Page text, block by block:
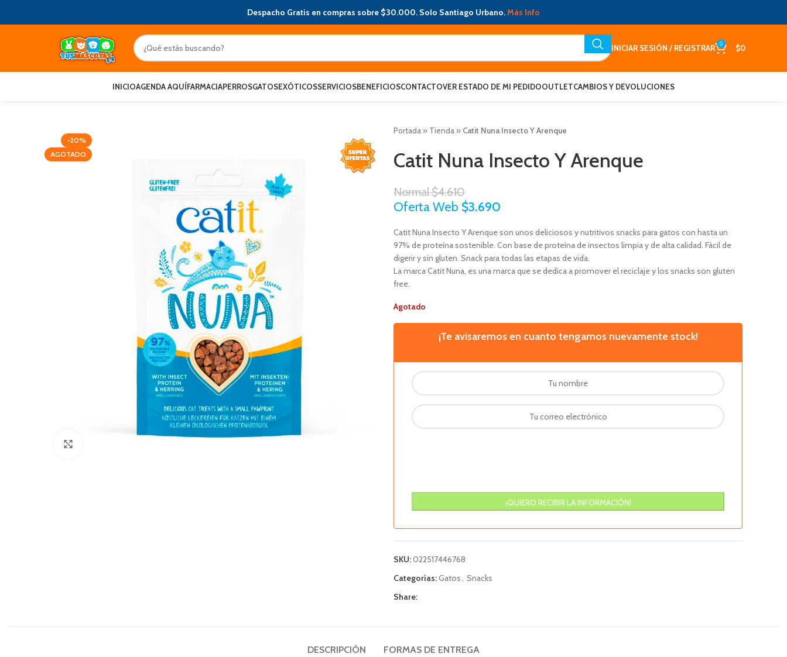
Despacho Gratis en compras sobre $30.000. Solo Santiago Urbano.Más Info
INICIAR SESIÓN / REGISTRAR 0 $0
INICIOAGENDA AQUÍFARMACIAPERROSGATOSEXÓTICOSSERVICIOSBENEFICIOSCONTACTOVER ESTADO DE MI PEDIDOOUTLETCAMBIOS Y DEVOLUCIONES
-20%
AGOTADO
Portada » Tienda » Catit Nuna Insecto Y Arenque
Catit Nuna Insecto Y Arenque
Normal$4.610
Oferta Web $3.690
Catit Nuna Insecto Y Arenque son unos deliciosos y nutritivos snacks para gatos con hasta un
97% de proteína sostenible. Con base de proteína de insectos limpia y de alta calidad. Fácil de
digerir y sin gluten. Snack para todas las etapas de vida.
La marca Catit Nuna, es una marca que se dedica a promover el reciclaje y los snacks son gluten
free.
Agotado
¡Te avisaremos en cuanto tengamos nuevamente stock!
SKU:022517446768
Categorías:Gatos, Snacks
Share:
DESCRIPCIÓN FORMAS DE ENTREGA